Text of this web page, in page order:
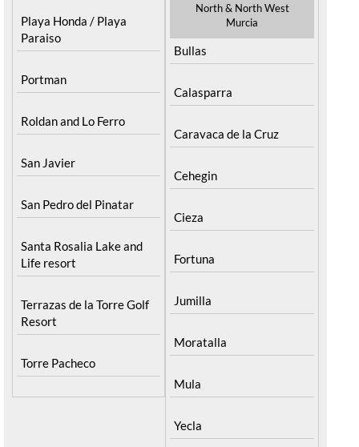
Playa Honda / Playa
Paraiso
Portman
Roldan and Lo Ferro
San Javier
San Pedro del Pinatar
Santa Rosalia Lake and
Life resort
Terrazas de la Torre Golf
Resort
Torre Pacheco
North & North West
Murcia
Bullas
Calasparra
Caravaca de la Cruz
Cehegin
Cieza
Fortuna
Jumilla
Moratalla
Mula
Yecla